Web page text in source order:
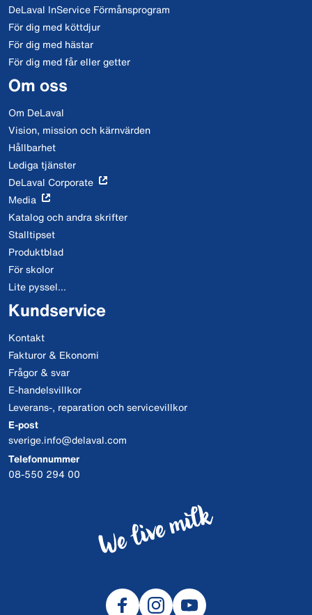
DeLaval InService Förmånsprogram
För dig med köttdjur
För dig med hästar
För dig med får eller getter
Om oss
Om DeLaval
Vision, mission och kärnvärden
Hållbarhet
Lediga tjänster
DeLaval Corporate
Media
Katalog och andra skrifter
Stalltipset
Produktblad
För skolor
Lite pyssel...
Kundservice
Kontakt
Fakturor & Ekonomi
Frågor & svar
E-handelsvillkor
Leverans-, reparation och servicevillkor
E-post
sverige.info@delaval.com
Telefonnummer
08-550 294 00